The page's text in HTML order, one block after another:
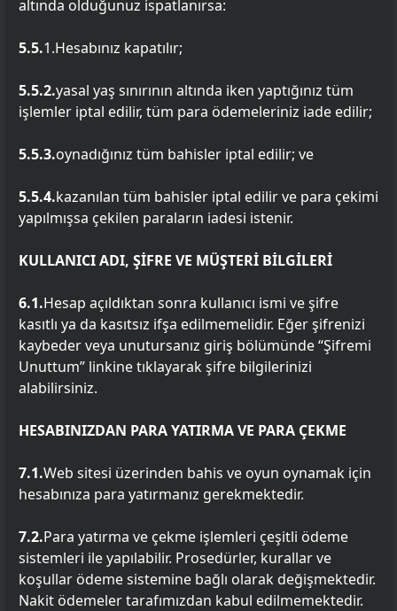
altında olduğunuz ispatlanırsa:
5.5.1.Hesabınız kapatılır;
5.5.2.yasal yaş sınırının altında iken yaptığınız tüm
işlemler iptal edilir, tüm para ödemeleriniz iade edilir;
5.5.3.oynadığınız tüm bahisler iptal edilir; ve
5.5.4.kazanılan tüm bahisler iptal edilir ve para çekimi
yapılmışsa çekilen paraların iadesi istenir.
KULLANICI ADI, ŞİFRE VE MÜŞTERİ BİLGİLERİ
6.1.Hesap açıldıktan sonra kullanıcı ismi ve şifre
kasıtlı ya da kasıtsız ifşa edilmemelidir. Eğer şifrenizi
kaybeder veya unutursanız giriş bölümünde “Şifremi
Unuttum” linkine tıklayarak şifre bilgilerinizi
alabilirsiniz.
HESABINIZDAN PARA YATIRMA VE PARA ÇEKME
7.1.Web sitesi üzerinden bahis ve oyun oynamak için
hesabınıza para yatırmanız gerekmektedir.
7.2.Para yatırma ve çekme işlemleri çeşitli ödeme
sistemleri ile yapılabilir. Prosedürler, kurallar ve
koşullar ödeme sistemine bağlı olarak değişmektedir.
Nakit ödemeler tarafımızdan kabul edilmemektedir.